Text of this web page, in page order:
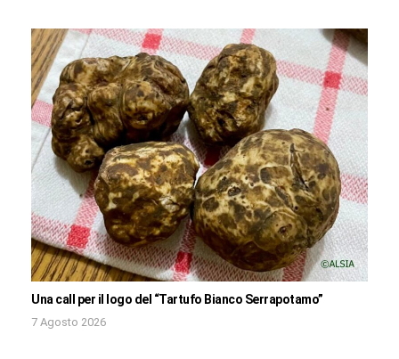
Una call per il logo del “Tartufo Bianco Serrapotamo”
7 Agosto 2026